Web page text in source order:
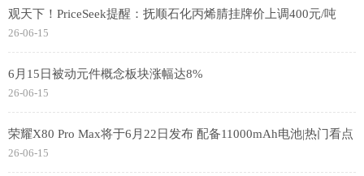
观天下！PriceSeek提醒：抚顺石化丙烯腈挂牌价上调400元/吨
26-06-15
6月15日被动元件概念板块涨幅达8%
26-06-15
荣耀X80 Pro Max将于6月22日发布 配备11000mAh电池|热门看点
26-06-15